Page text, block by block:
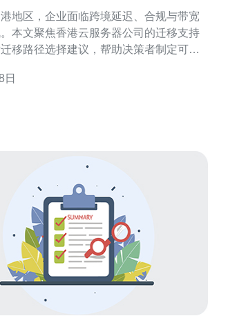
地区，企业面临跨境延迟、合规与带宽
本文聚焦香港云服务器公司的迁移支持
移路径选择建议，帮助决策者制定可执
评估、方案设计、工具实施与运维交
日